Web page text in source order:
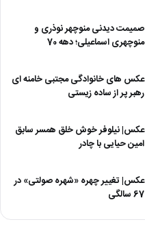
صمیمت دیدنی منوچهر نوذری و
منوچهری اسماعیلی؛ دهه 70
عکس های خانوادگی مجتبی خامنه ای
رهبر پر از ساده زیستی
عکس| نیلوفر خوش خلق همسر سابق
امین حیایی با چادر
عکس| تغییر چهره «شهره صولتی» در
67 سالگی